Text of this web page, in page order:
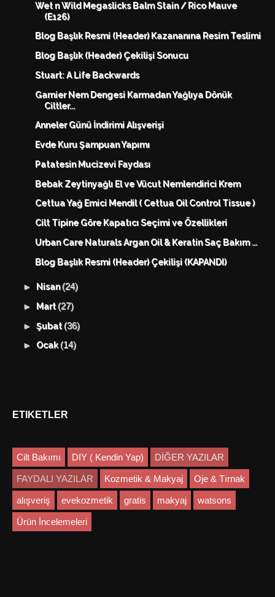
Wet n Wild Megaslicks Balm Stain / Rico Mauve
(E126)
Blog Başlık Resmi (Header) Kazananına Resim Teslimi
Blog Başlık (Header) Çekilişi Sonucu
Stuart: A Life Backwards
Garnier Nem Dengesi Karmadan Yağlıya Dönük
Ciltler...
Anneler Günü İndirimi Alışverişi
Evde Kuru Şampuan Yapımı
Patatesin Mucizevi Faydası
Bebak Zeytinyağlı El ve Vücut Nemlendirici Krem
Cettua Yağ Emici Mendil ( Cettua Oil Control Tissue )
Cilt Tipine Göre Kapatıcı Seçimi ve Özellikleri
Urban Care Naturals Argan Oil & Keratin Saç Bakım ...
Blog Başlık Resmi (Header) Çekilişi (KAPANDI)
► Nisan(24)
► Mart(27)
►Şubat(36)
► Ocak(14)
ETIKETLER
Cilt Bakımı DIY ( Kendin Yap) DİĞER YAZILAR
FAYDALI YAZILAR Kozmetik & Makyaj Oje & Tırnak
alışveriş evekozmetik gratis makyaj watsons
Ürün İncelemeleri